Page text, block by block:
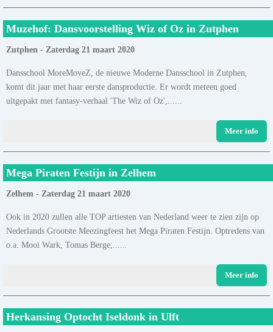
Muzehof: Dansvoorstelling Wiz of Oz in Zutphen
Zutphen - Zaterdag 21 maart 2020
Dansschool MoreMoveZ, de nieuwe Moderne Dansschool in Zutphen,
komt dit jaar met haar eerste dansproductie. Er wordt meteen goed
uitgepakt met fantasy-verhaal 'The Wiz of Oz',......
Meer info
Mega Piraten Festijn in Zelhem
Zelhem - Zaterdag 21 maart 2020
Ook in 2020 zullen alle TOP artiesten van Nederland weer te zien zijn op
Nederlands Grootste Meezingfeest het Mega Piraten Festijn. Optredens van
o.a. Mooi Wark, Tomas Berge,......
Meer info
Herkansing Optocht Iseldonk in Ulft